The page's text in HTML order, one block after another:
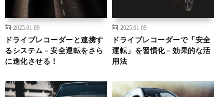
2025.01.09
ドライブレコーダーと連携す
るシステム – 安全運転をさら
に進化させる！
2025.01.09
ドライブレコーダーで「安全
運転」を習慣化 – 効果的な活
用法